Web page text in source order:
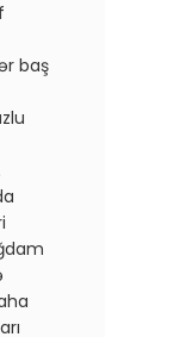
baş